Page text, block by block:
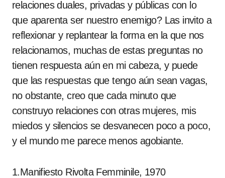
relaciones duales, privadas y públicas con lo
que aparenta ser nuestro enemigo? Las invito a
reflexionar y replantear la forma en la que nos
relacionamos, muchas de estas preguntas no
tienen respuesta aún en mi cabeza, y puede
que las respuestas que tengo aún sean vagas,
no obstante, creo que cada minuto que
construyo relaciones con otras mujeres, mis
miedos y silencios se desvanecen poco a poco,
y el mundo me parece menos agobiante.
1.Manifiesto Rivolta Femminile, 1970